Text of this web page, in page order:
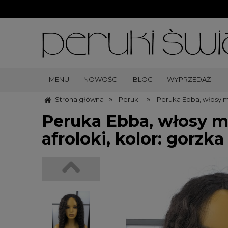
MENU NOWOŚCI BLOG WYPRZEDAŻ
Strona główna » Peruki » Peruka Ebba, włosy
Peruka Ebba, włosy
afroloki, kolor: